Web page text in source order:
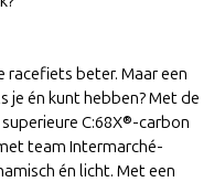
beter. Maar een
je én kunt hebben? Met de
C:68X®-carbon
team Intermarché-
én licht. Met een